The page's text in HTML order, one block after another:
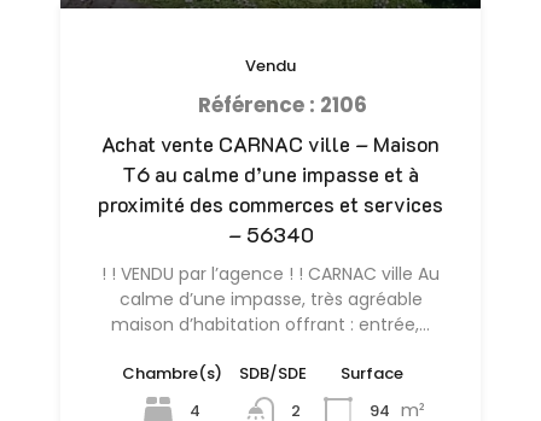
Achat vente CARNAC ville – Maison
T6 au calme d’une impasse et à
proximité des commerces et services
– 56340
! ! VENDU par l’agence ! ! CARNAC ville Au
calme d’une impasse, très agréable
maison d’habitation offrant : entrée,…
Chambre(s)
4
SDB/SDE
2
Surface
94 m²
Vendu
Référence : 2106